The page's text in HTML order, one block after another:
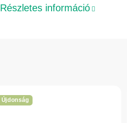
Részletes információ
Újdonság